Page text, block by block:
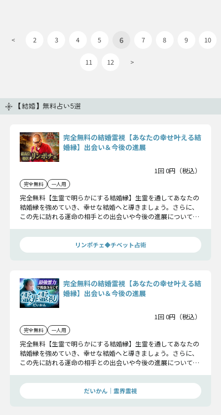
< 2 3 4 5 6 7 8 9 10
11 12 >
【結婚】無料占い5選
完全無料の結婚霊視【あなたの幸せ叶える結
婚縁】出会い＆今後の進展
1回 0円（税込）
完全無料 一人用
完全無料【生霊で明らかにする結婚縁】生霊を通してあなたの
結婚縁を強めていき、幸せな結婚へと導きましょう。さらに、
この先に訪れる運命の相手との出会いや今後の進展についても
リンポチェ◆チベット占術
完全無料の結婚霊視【あなたの幸せ叶える結
婚縁】出会い＆今後の進展
1回 0円（税込）
完全無料 一人用
完全無料【生霊で明らかにする結婚縁】生霊を通してあなたの
結婚縁を強めていき、幸せな結婚へと導きましょう。さらに、
この先に訪れる運命の相手との出会いや今後の進展についても
だいかん｜霊界霊視